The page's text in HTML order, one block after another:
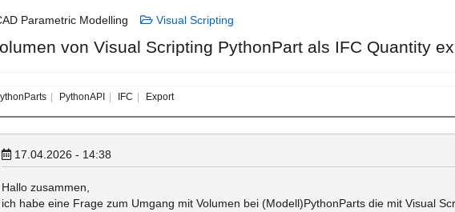
Parametric Modelling Visual Scripting
von Visual Scripting PythonPart als IFC Quantity
PythonAPI IFC Export
17.04.2026 - 14:38
Hallo zusammen,
ich habe eine Frage zum Umgang mit Volumen bei (Modell)PythonParts die mit Visual